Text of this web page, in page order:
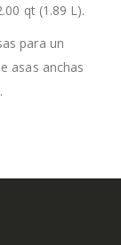
qt (1.89 L).
para un
asas anchas